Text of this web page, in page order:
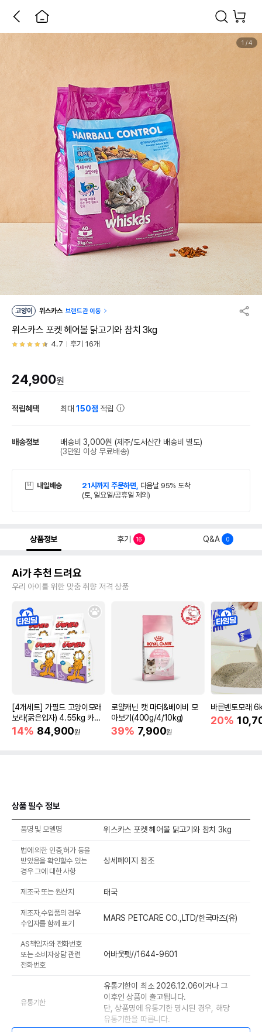
1 /4
고양이 위스카스 브랜드관 이동
위스카스 포켓 헤어볼 닭고기와 참치 3kg
4.7 후기 16개
24,900원
적립혜택 최대150점 적립
배송정보 배송비 3,000원 (제주/도서산간 배송비 별도)
(3만원 이상 무료배송)
내일배송 21시까지 주문하면, 다음날 95% 도착
(토, 일요일/공휴일 제외)
상품정보 후기 16 Q&A 0
Ai가 추천 드려요
우리 아이를 위한 맞춤 취향 저격 상품
[4개세트] 가필드 고양이모래
보라(굵은입자) 4.55kg 카사
바모래
14% 84,900원
로얄캐닌 캣 마더&베이비 모
아보기(400g/4/10kg)
39% 7,900원
바른벤토모래
20%
상품 필수 정보
품명 및 모델명 위스카스 포켓 헤어볼 닭고기와 참치 3kg
법에 의한 인증,허가 등을
받았음을 확인할수 있는
경우 그에 대한 사항
상세페이지 참조
제조국 또는 원산지 태국
제조자,수입품의 경우
수입자를 함께 표기
MARS PETCARE CO.,LTD/한국마즈(유)
AS책임자와 전화번호
또는 소비자상담 관련
전화번호
어바웃펫//1644-9601
유통기한
유통기한이 최소 2026.12.06이거나 그
이후인 상품이 출고됩니다.
단, 상품명에 유통기한 명시된 경우, 해당
유통기한을 따릅니다.